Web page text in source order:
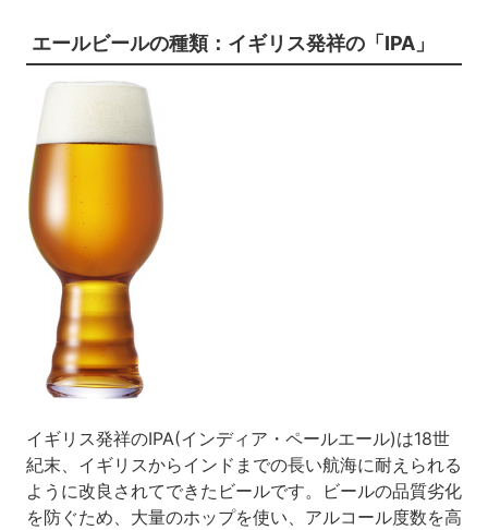
エールビールの種類：イギリス発祥の「IPA」
イギリス発祥のIPA(インディア・ペールエール)は18世
紀末、イギリスからインドまでの長い航海に耐えられる
ように改良されてできたビールです。ビールの品質劣化
を防ぐため、大量のホップを使い、アルコール度数を高